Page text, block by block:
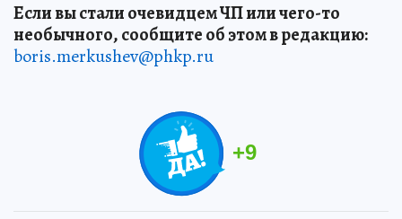
Если вы стали очевидцем ЧП или чего-то
необычного, сообщите об этом в редакцию:
boris.merkushev@phkp.ru
+9